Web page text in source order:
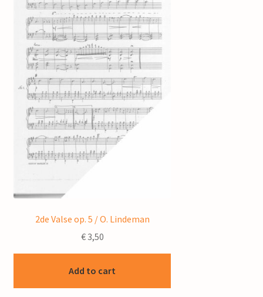
2de Valse op. 5 / O. Lindeman
€3,50
Add to cart